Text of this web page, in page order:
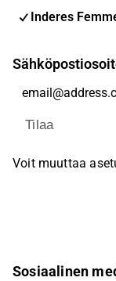
Inderes
Tilaa
Voit muuttaa
Sosiaalinen